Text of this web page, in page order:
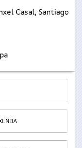
Casal, Santiago